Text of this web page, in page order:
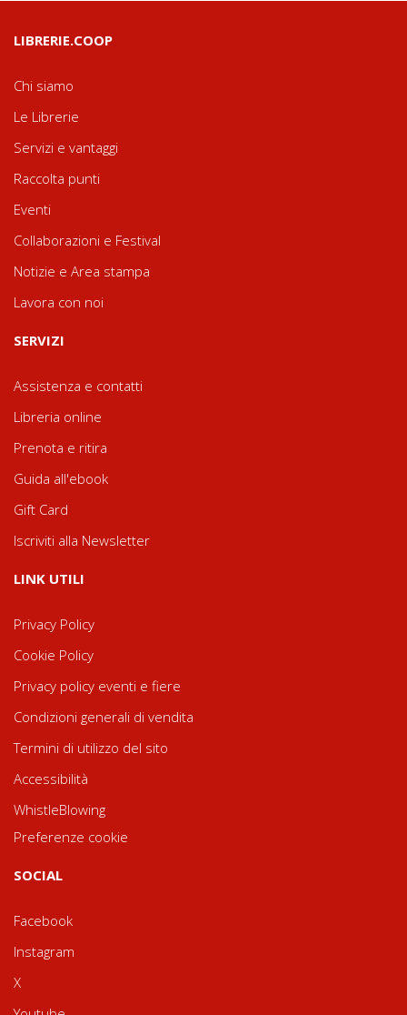
LIBRERIE.COOP
Chi siamo
Le Librerie
Servizi e vantaggi
Raccolta punti
Eventi
Collaborazioni e Festival
Notizie e Area stampa
Lavora con noi
SERVIZI
Assistenza e contatti
Libreria online
Prenota e ritira
Guida all'ebook
Gift Card
Iscriviti alla Newsletter
LINK UTILI
Privacy Policy
Cookie Policy
Privacy policy eventi e fiere
Condizioni generali di vendita
Termini di utilizzo del sito
Accessibilità
WhistleBlowing
Preferenze cookie
SOCIAL
Facebook
Instagram
X